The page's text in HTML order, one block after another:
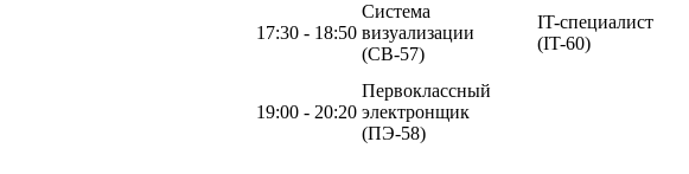
17:30 - 18:50
Система
визуализации
(СВ-57)
IT-специалист
(IT-60)
19:00 - 20:20
Первоклассный
электронщик
(ПЭ-58)